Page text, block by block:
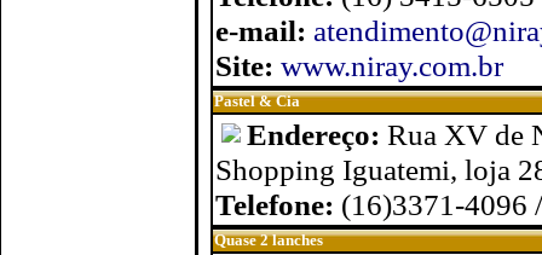
e-mail:
Site: www.niray.com.br
Pastel & Cia
Endereço: Rua XV de
Shopping Iguatemi, loja
Telefone: (16)3371-4096
Quase 2 lanches